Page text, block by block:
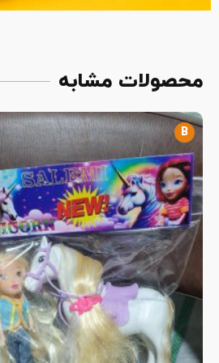
محصولات مشابه
B